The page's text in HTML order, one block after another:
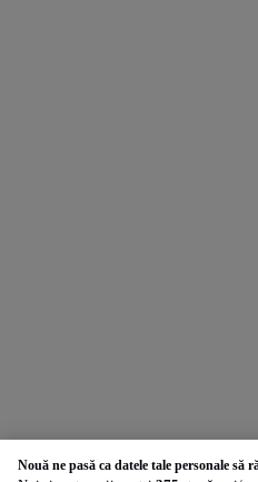
Nouă ne pasă ca datele tale personale să